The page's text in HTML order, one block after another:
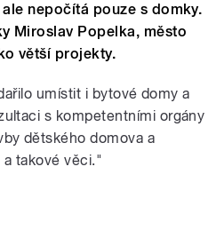
nepočítá pouze s domky.
Miroslav Popelka, město
větší projekty.
umístit i bytové domy a
s kompetentními orgány
dětského domova a
takové věci."